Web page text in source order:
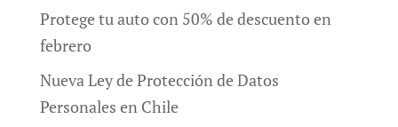
Protege tu auto con 50% de descuento en
febrero
Nueva Ley de Protección de Datos
Personales en Chile